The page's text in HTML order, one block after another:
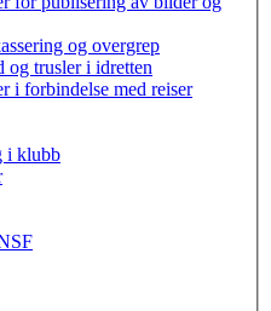
og overgrep
og trusler i idretten
i forbindelse med reiser
i klubb